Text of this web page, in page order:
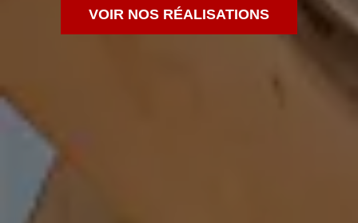
VOIR NOS RÉALISATIONS